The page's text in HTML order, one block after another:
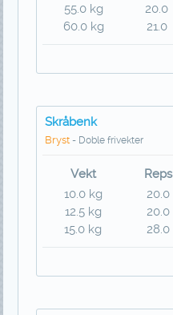
55.0 kg
20.0
60.0 kg
21.0
Skråbenk
Bryst- Doble frivekter
Vekt Reps
10.0 kg
20.0
12.5 kg
20.0
15.0 kg
28.0